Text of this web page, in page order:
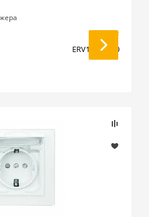
EKF
ERV10-027-10